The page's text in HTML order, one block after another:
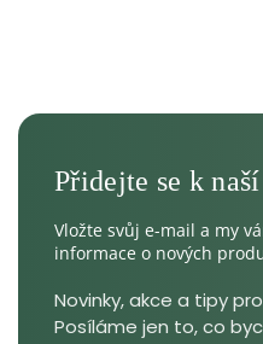
Vložte svůj e-mail a my
informace o nových